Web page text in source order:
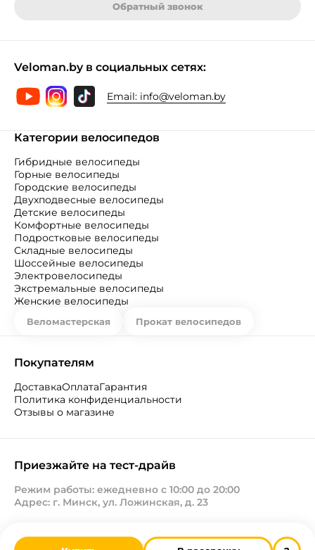
Обратный звонок
Veloman.by в социальных сетях:
Email: info@veloman.by
Категории велосипедов
Гибридные велосипеды
Горные велосипеды
Городские велосипеды
Двухподвесные велосипеды
Детские велосипеды
Комфортные велосипеды
Подростковые велосипеды
Складные велосипеды
Шоссейные велосипеды
Электровелосипеды
Экстремальные велосипеды
Женские велосипеды
Веломастерская Прокат велосипедов
Покупателям
ДоставкаОплатаГарантия
Политика конфиденциальности
Отзывы о магазине
Приезжайте на тест-драйв
Режим работы: ежедневно с 10:00 до 20:00
Адрес: г. Минск, ул. Ложинская, д. 23